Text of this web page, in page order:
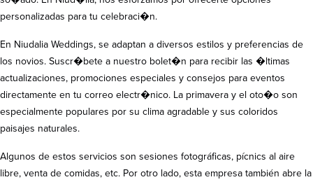
personalizadas para tu celebraci�n.
En Niudalia Weddings, se adaptan a diversos estilos y preferencias de
los novios. Suscr�bete a nuestro bolet�n para recibir las �ltimas
actualizaciones, promociones especiales y consejos para eventos
directamente en tu correo electr�nico. La primavera y el oto�o son
especialmente populares por su clima agradable y sus coloridos
paisajes naturales.
Algunos de estos servicios son sesiones fotográficas, pícnics al aire
libre, venta de comidas, etc. Por otro lado, esta empresa también abre la